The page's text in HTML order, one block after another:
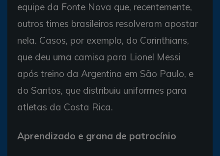
equipe da Fonte Nova que, recentemente,
outros times brasileiros resolveram apostar
nela. Casos, por exemplo, do Corinthians,
que deu uma camisa para Lionel Messi
após treino da Argentina em São Paulo, e
do Santos, que distribuiu uniformes para
atletas da Costa Rica.
Aprendizado e grana de patrocínio